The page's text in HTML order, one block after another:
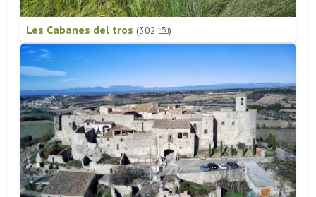
Les Cabanes del tros (302 )